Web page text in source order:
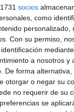
socios
como
Con su permiso,
a nosotros
De forma
otorgar o negar su
no requerir de su
se
sigue siendo
, varias
y dolor. El
unacicatriz